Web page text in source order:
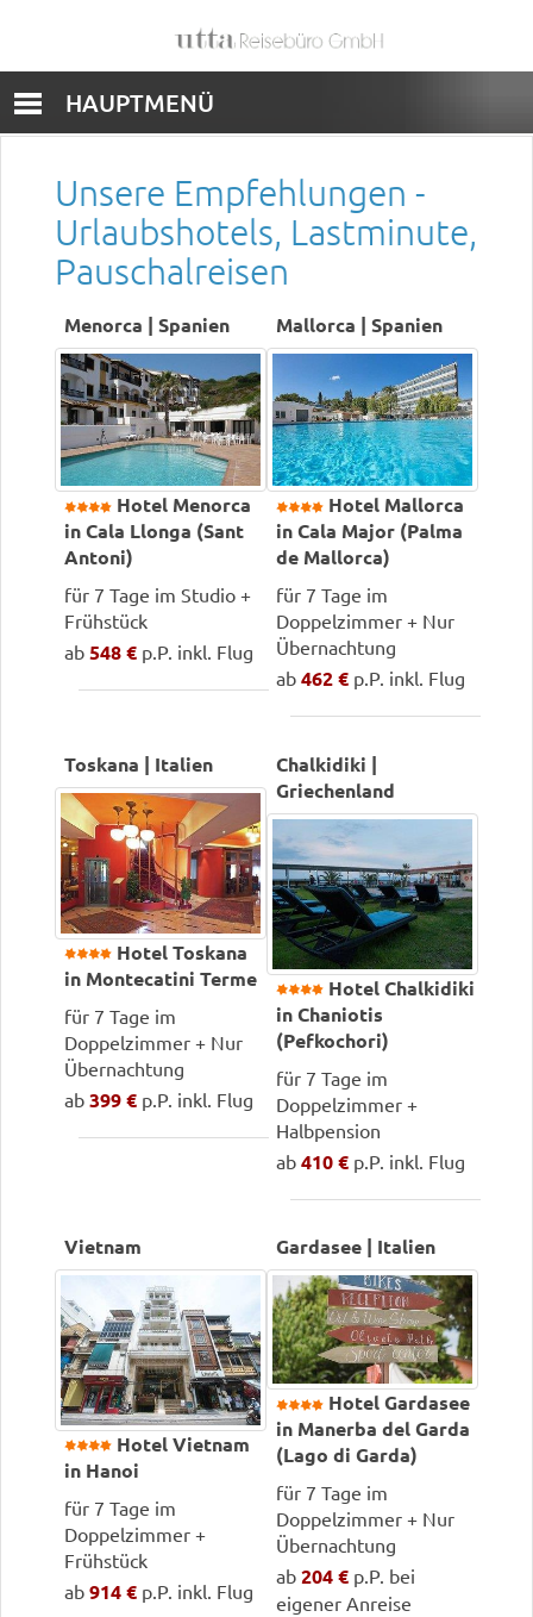
HAUPTMENÜ
Unsere Empfehlungen -
Urlaubshotels, Lastminute,
Pauschalreisen
Menorca | Spanien
Hotel Menorca
in Cala Llonga (Sant
Antoni)
für 7 Tage im Studio +
Frühstück
ab 548 € p.P. inkl. Flug
Mallorca | Spanien
Hotel Mallorca
in Cala Major (Palma
de Mallorca)
für 7 Tage im
Doppelzimmer + Nur
Übernachtung
ab 462 € p.P. inkl. Flug
Toskana | Italien
Hotel Toskana
in Montecatini Terme
für 7 Tage im
Doppelzimmer + Nur
Übernachtung
ab 399 € p.P. inkl. Flug
Chalkidiki |
Griechenland
Hotel Chalkidiki
in Chaniotis
(Pefkochori)
für 7 Tage im
Doppelzimmer +
Halbpension
ab 410 € p.P. inkl. Flug
Vietnam
Hotel Vietnam
in Hanoi
für 7 Tage im
Doppelzimmer +
Frühstück
ab 914 € p.P. inkl. Flug
Gardasee | Italien
Hotel Gardasee
in Manerba del Garda
(Lago di Garda)
für 7 Tage im
Doppelzimmer + Nur
Übernachtung
ab 204 € p.P. bei
eigener Anreise